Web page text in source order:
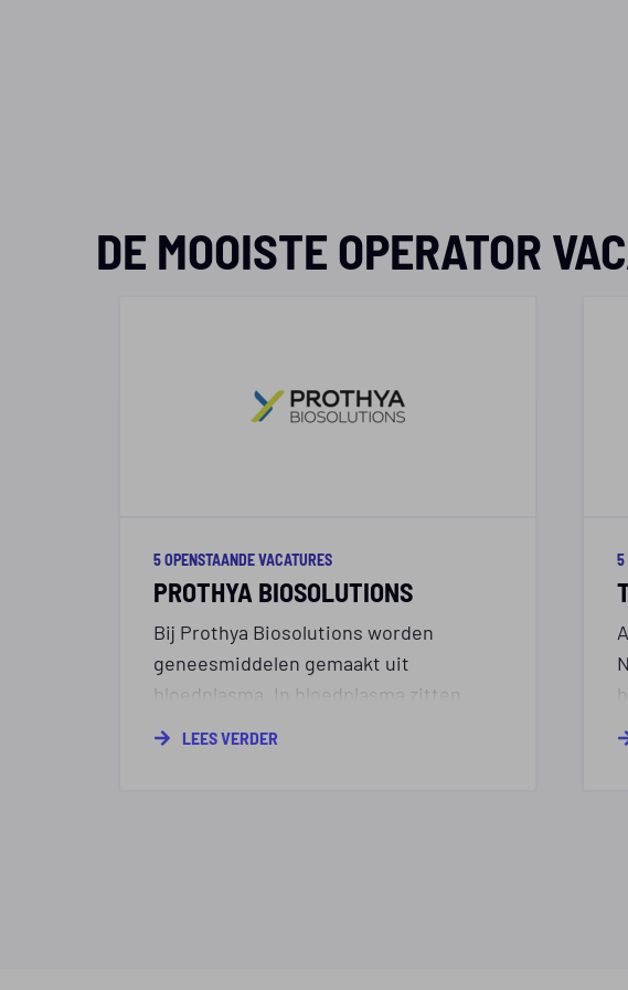
DE MOOISTE OPERATOR
5 OPENSTAANDE VACATURES
PROTHYA BIOSOLUTIONS
Bij Prothya Biosolutions worden
geneesmiddelen gemaakt uit
bloedplasma. In bloedplasma zitten
eiwitten, die via een modern
biotechnologisch proces uit het plasma
LEES VERDER
5